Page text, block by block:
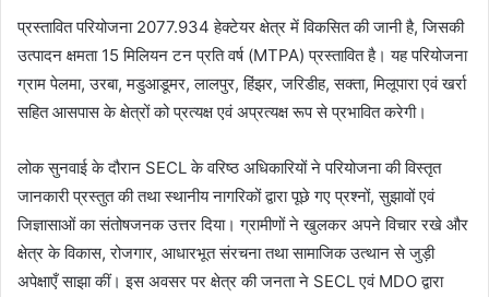
प्रस्तावित परियोजना 2077.934 हेक्टेयर क्षेत्र में विकसित की जानी है, जिसकी
उत्पादन क्षमता 15 मिलियन टन प्रति वर्ष (MTPA) प्रस्तावित है। यह परियोजना
ग्राम पेलमा, उरबा, मडुआडूमर, लालपुर, हिंझर, जरिडीह, सक्ता, मिलूपारा एवं खर्रा
सहित आसपास के क्षेत्रों को प्रत्यक्ष एवं अप्रत्यक्ष रूप से प्रभावित करेगी।
लोक सुनवाई के दौरान SECL के वरिष्ठ अधिकारियों ने परियोजना की विस्तृत
जानकारी प्रस्तुत की तथा स्थानीय नागरिकों द्वारा पूछे गए प्रश्नों, सुझावों एवं
जिज्ञासाओं का संतोषजनक उत्तर दिया। ग्रामीणों ने खुलकर अपने विचार रखे और
क्षेत्र के विकास, रोजगार, आधारभूत संरचना तथा सामाजिक उत्थान से जुड़ी
अपेक्षाएँ साझा कीं। इस अवसर पर क्षेत्र की जनता ने SECL एवं MDO द्वारा